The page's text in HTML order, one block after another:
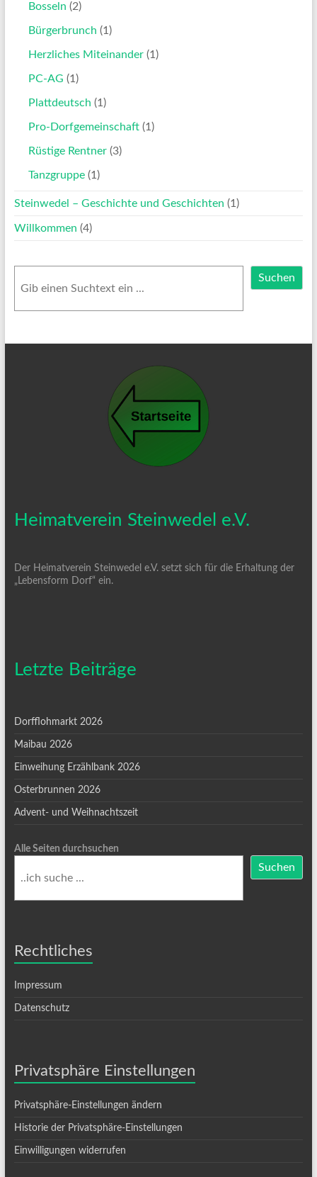
Bosseln (2)
Bürgerbrunch (1)
Herzliches Miteinander(1)
PC-AG (1)
Plattdeutsch (1)
Pro-Dorfgemeinschaft(1)
Rüstige Rentner(3)
Tanzgruppe(1)
Steinwedel – Geschichte und Geschichten (1)
Willkommen (4)
Suchen
Heimatverein Steinwedel e.V.
Der Heimatverein Steinwedel e.V. setzt sich für die Erhaltung der
„Lebensform Dorf“ ein.
Letzte Beiträge
Dorfflohmarkt 2026
Maibau 2026
Einweihung Erzählbank 2026
Osterbrunnen 2026
Advent- und Weihnachtszeit
Alle Seiten durchsuchen
Suchen
Rechtliches
Impressum
Datenschutz
Privatsphäre Einstellungen
Privatsphäre-Einstellungen ändern
Historie der Privatsphäre-Einstellungen
Einwilligungen widerrufen